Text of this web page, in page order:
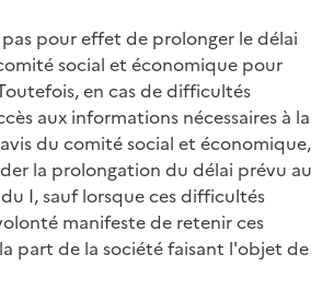
pour effet de prolonger le délai
social et économique pour
en cas de difficultés
aux informations nécessaires à la
du comité social et économique,
la prolongation du délai prévu au
I, sauf lorsque ces difficultés
manifeste de retenir ces
part de la société faisant l'objet de